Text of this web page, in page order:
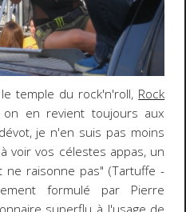
temple du rock'n'roll, Rock
on en revient toujours aux
je n'en suis pas moins
voir vos célestes appas, un
raisonne pas" (Tartuffe -
formulé par Pierre